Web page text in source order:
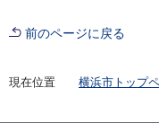
前のページに戻る
現在位置 横浜市トップ
政策経営・国